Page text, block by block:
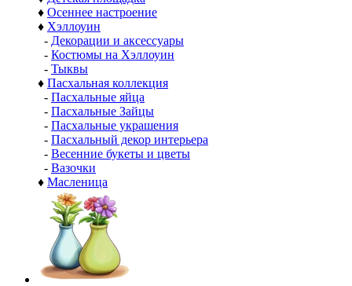
♦ Осеннее настроение
♦ Хэллоуин
- Декорации и аксессуары
- Костюмы на Хэллоуин
- Тыквы
♦ Пасхальная коллекция
- Пасхальные яйца
- Пасхальные Зайцы
- Пасхальные украшения
- Пасхальный декор интерьера
- Весенние букеты и цветы
- Вазочки
♦ Масленица